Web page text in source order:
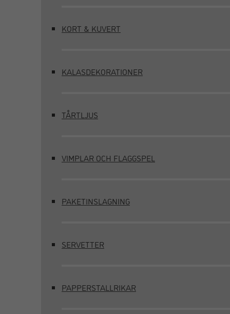
KORT & KUVERT
KALASDEKORATIONER
TÅRTLJUS
VIMPLAR OCH FLAGGSPEL
PAKETINSLAGNING
SERVETTER
PAPPERSTALLRIKAR